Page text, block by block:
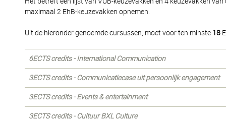
maximaal 2 EhB-keuzevakken opnemen.
Uit de hieronder genoemde cursussen, moet voor ten minste 18
6ECTS credits - International Communication
3ECTS credits - Communicatiecase uit persoonlijk engagement
3ECTS credits - Events & entertainment
3ECTS credits - Cultuur BXL Culture